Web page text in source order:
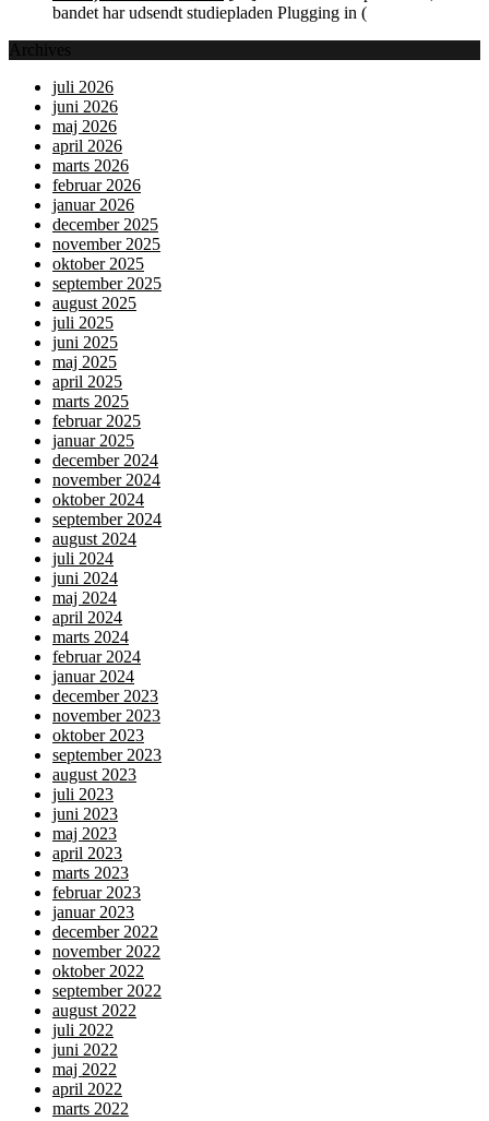
bandet har udsendt studiepladen Plugging in (
Archives
juli 2026
juni 2026
maj 2026
april 2026
marts 2026
februar 2026
januar 2026
december 2025
november 2025
oktober 2025
september 2025
august 2025
juli 2025
juni 2025
maj 2025
april 2025
marts 2025
februar 2025
januar 2025
december 2024
november 2024
oktober 2024
september 2024
august 2024
juli 2024
juni 2024
maj 2024
april 2024
marts 2024
februar 2024
januar 2024
december 2023
november 2023
oktober 2023
september 2023
august 2023
juli 2023
juni 2023
maj 2023
april 2023
marts 2023
februar 2023
januar 2023
december 2022
november 2022
oktober 2022
september 2022
august 2022
juli 2022
juni 2022
maj 2022
april 2022
marts 2022